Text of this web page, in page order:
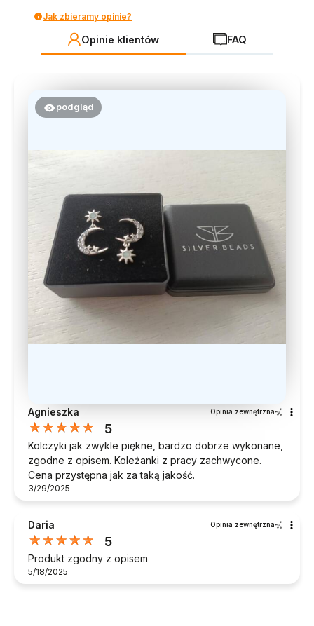
Jak zbieramy opinie?
Opinie klientów FAQ
podgląd
Agnieszka Opinia zewnętrzna
5
Kolczyki jak zwykle piękne, bardzo dobrze wykonane,
zgodne z opisem. Koleżanki z pracy zachwycone.
Cena przystępna jak za taką jakość.
3/29/2025
Daria Opinia zewnętrzna
5
Produkt zgodny z opisem
5/18/2025